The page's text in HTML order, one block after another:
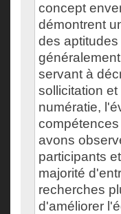
concept
démontrent
des
servant à
sollicitation
numératie,
avons
participants
majorité
recherches
d'améliorer